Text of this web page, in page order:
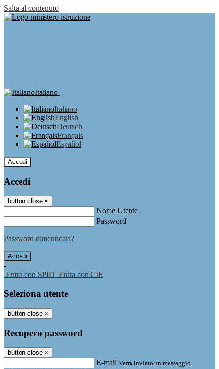
Salta al contenuto
Italiano
Italiano
English
Deutsch
Français
Español
Accedi
Accedi
button close ×
Nome Utente
Password
Password dimenticata?
-
Entra con SPID Entra con CIE
Seleziona utente
button close ×
Recupero password
button close ×
E-mail Verrà inviato un messaggio